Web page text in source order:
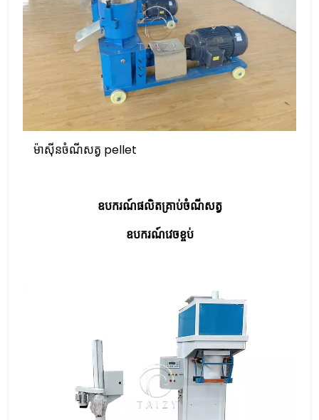
ម៉ាស៊ីនចំណីសត្វ pellet
ឧបករណ៍​ផលិត​គ្រាប់​ចំណី​សត្វ
ឧបករណ៍​វេច​ខ្ចប់